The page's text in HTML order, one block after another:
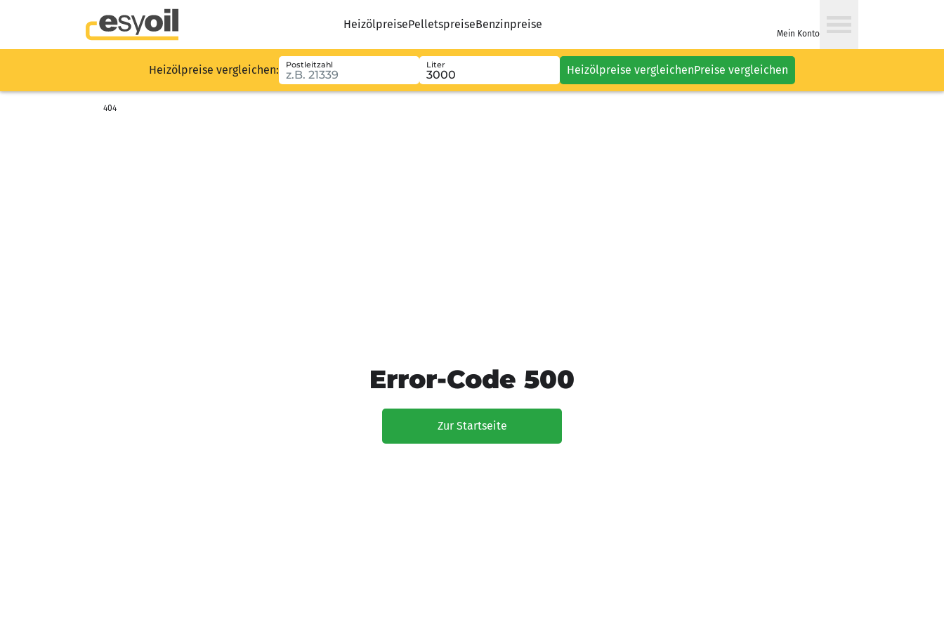
HeizölpreisePelletspreiseBenzinpreise
Mein Konto
Heizölpreise vergleichen: Postleitzahl Liter Heizölpreise vergleichenPreise vergleichen
404
Error-Code 500
Zur Startseite